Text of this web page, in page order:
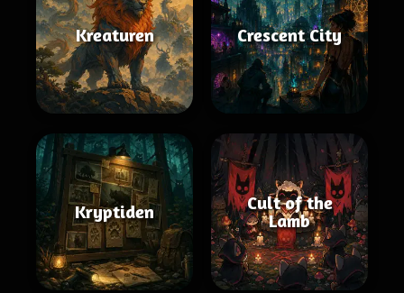
Kreaturen Crescent City
Kryptiden
Cult of the
Lamb